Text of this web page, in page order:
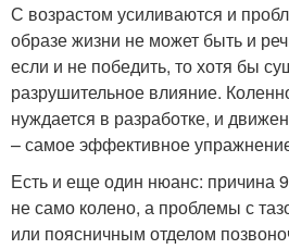
С возрастом усиливаются и
образе жизни не может быть и
если и не победить, то хотя бы
разрушительное влияние.
нуждается в разработке, и
– самое эффективное
Есть и еще один нюанс: причина
не само колено, а проблемы с
или поясничным отделом